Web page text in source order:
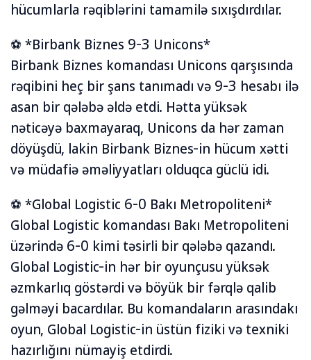
hücumlarla rəqiblərini tamamilə sıxışdırdılar.
⚽ *Birbank Biznes 9-3 Unicons*
Birbank Biznes komandası Unicons qarşısında
rəqibini heç bir şans tanımadı və 9-3 hesabı ilə
asan bir qələbə əldə etdi. Hətta yüksək
nəticəyə baxmayaraq, Unicons da hər zaman
döyüşdü, lakin Birbank Biznes-in hücum xətti
və müdafiə əməliyyatları olduqca güclü idi.
⚽ *Global Logistic 6-0 Bakı Metropoliteni*
Global Logistic komandası Bakı Metropoliteni
üzərində 6-0 kimi təsirli bir qələbə qazandı.
Global Logistic-in hər bir oyunçusu yüksək
əzmkarlıq göstərdi və böyük bir fərqlə qalib
gəlməyi bacardılar. Bu komandaların arasındakı
oyun, Global Logistic-in üstün fiziki və texniki
hazırlığını nümayiş etdirdi.